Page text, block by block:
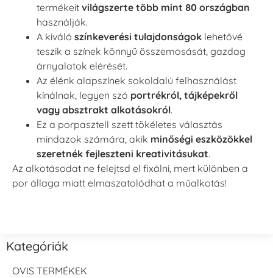
termékeit világszerte több mint 80 országban
használják.
A kiváló színkeverési tulajdonságok lehetővé
teszik a színek könnyű összemosását, gazdag
árnyalatok elérését.
Az élénk alapszínek sokoldalú felhasználást
kínálnak, legyen szó portrékról, tájképekről
vagy absztrakt alkotásokról.
Ez a porpasztell szett tökéletes választás
mindazok számára, akik minőségi eszközökkel
szeretnék fejleszteni kreativitásukat.
Az alkotásodat ne felejtsd el fixálni, mert különben a
por állaga miatt elmaszatolódhat a műalkotás!
Kategóriák
OVIS TERMÉKEK